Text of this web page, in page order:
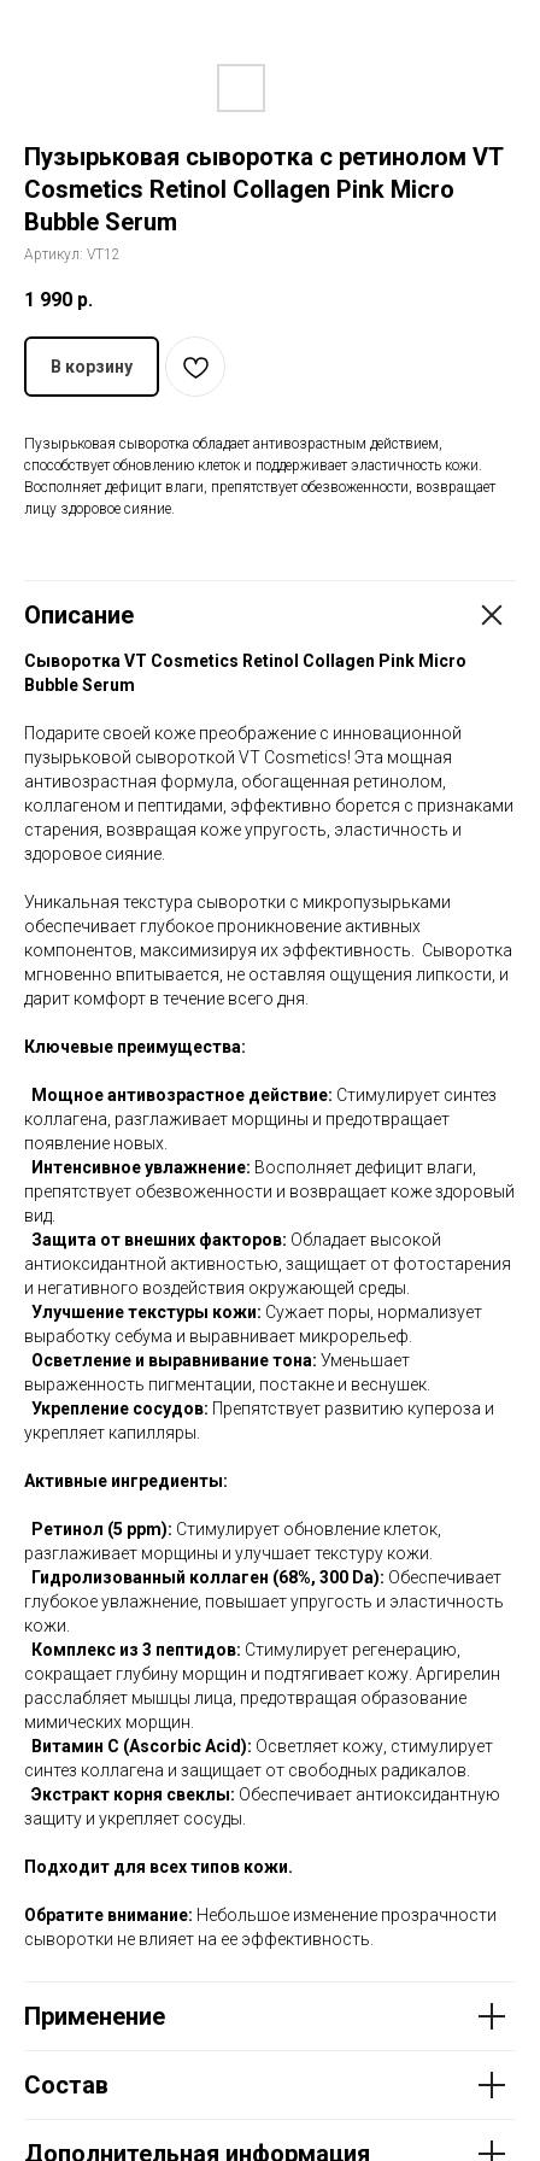
Пузырьковая сыворотка с ретинолом VT
Cosmetics Retinol Collagen Pink Micro
Bubble Serum
Артикул: VT12
1 990 р.
В корзину
Пузырьковая сыворотка обладает антивозрастным действием,
способствует обновлению клеток и поддерживает эластичность кожи.
Восполняет дефицит влаги, препятствует обезвоженности, возвращает
лицу здоровое сияние.
Описание
Сыворотка VT Cosmetics Retinol Collagen Pink Micro
Bubble Serum
Подарите своей коже преображение с инновационной
пузырьковой сывороткой VT Cosmetics! Эта мощная
антивозрастная формула, обогащенная ретинолом,
коллагеном и пептидами, эффективно борется с признаками
старения, возвращая коже упругость, эластичность и
здоровое сияние.
Уникальная текстура сыворотки с микропузырьками
обеспечивает глубокое проникновение активных
компонентов, максимизируя их эффективность. Сыворотка
мгновенно впитывается, не оставляя ощущения липкости, и
дарит комфорт в течение всего дня.
Ключевые преимущества:
Мощное антивозрастное действие: Стимулирует синтез
коллагена, разглаживает морщины и предотвращает
появление новых.
Интенсивное увлажнение: Восполняет дефицит влаги,
препятствует обезвоженности и возвращает коже здоровый
вид.
Защита от внешних факторов: Обладает высокой
антиоксидантной активностью, защищает от фотостарения
и негативного воздействия окружающей среды.
Улучшение текстуры кожи: Сужает поры, нормализует
выработку себума и выравнивает микрорельеф.
Осветление и выравнивание тона: Уменьшает
выраженность пигментации, постакне и веснушек.
Укрепление сосудов: Препятствует развитию купероза и
укрепляет капилляры.
Активные ингредиенты:
Ретинол (5 ppm): Стимулирует обновление клеток,
разглаживает морщины и улучшает текстуру кожи.
Гидролизованный коллаген (68%, 300 Da): Обеспечивает
глубокое увлажнение, повышает упругость и эластичность
кожи.
Комплекс из 3 пептидов: Стимулирует регенерацию,
сокращает глубину морщин и подтягивает кожу. Аргирелин
расслабляет мышцы лица, предотвращая образование
мимических морщин.
Витамин С (Ascorbic Acid): Осветляет кожу, стимулирует
синтез коллагена и защищает от свободных радикалов.
Экстракт корня свеклы: Обеспечивает антиоксидантную
защиту и укрепляет сосуды.
Подходит для всех типов кожи.
Обратите внимание: Небольшое изменение прозрачности
сыворотки не влияет на ее эффективность.
Применение
Состав
Дополнительная информация
Блог
Контакты